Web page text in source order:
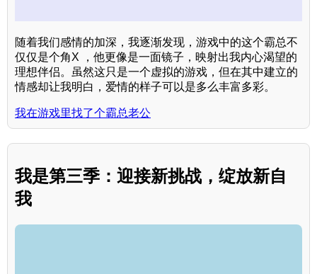
随着我们感情的加深，我逐渐发现，游戏中的这个霸总不
仅仅是个角X ，他更像是一面镜子，映射出我内心渴望的
理想伴侣。虽然这只是一个虚拟的游戏，但在其中建立的
情感却让我明白，爱情的样子可以是多么丰富多彩。
我在游戏里找了个霸总老公
我是第三季：迎接新挑战，绽放新自
我